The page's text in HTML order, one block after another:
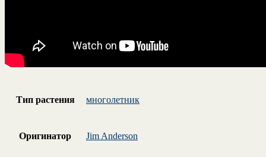
Тип растения многолетник
Оригинатор Jim Anderson